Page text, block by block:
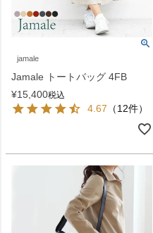
jamale
Jamale トートバッグ 4FB
¥15,400税込
4.67 （12件）